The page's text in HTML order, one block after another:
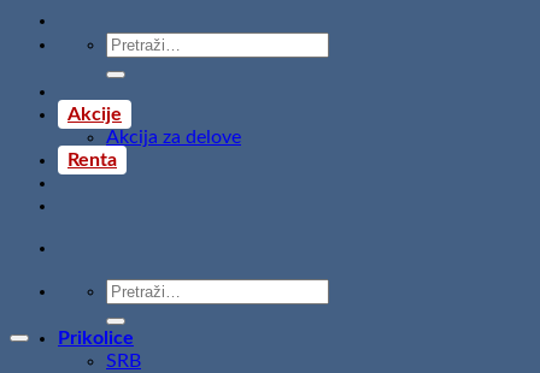
Pretraži:
Akcije
Akcija za delove
Renta
Pretraži:
Prikolice
SRB